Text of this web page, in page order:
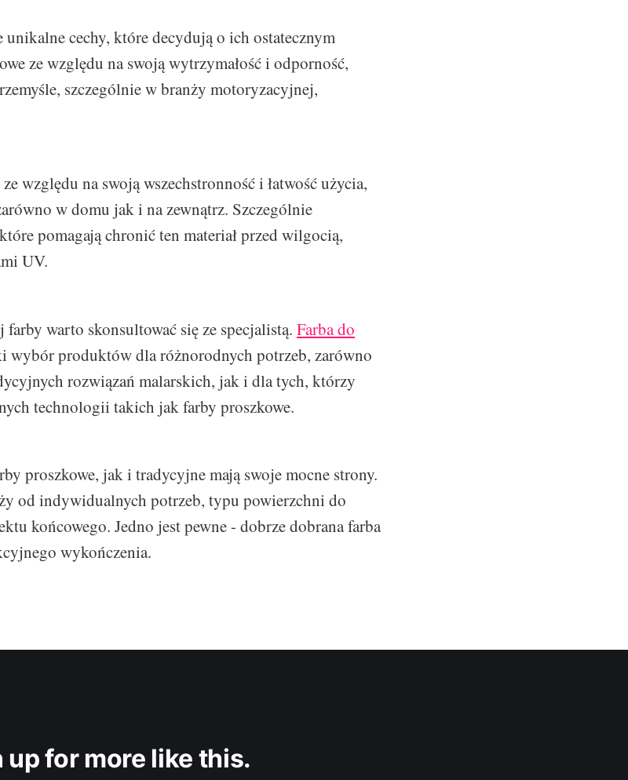
unikalne cechy, które decydują o ich ostatecznym
ze względu na swoją wytrzymałość i odporność,
szczególnie w branży motoryzacyjnej,
względu na swoją wszechstronność i łatwość użycia,
w domu jak i na zewnątrz. Szczególnie
pomagają chronić ten materiał przed wilgocią,
UV.
warto skonsultować się ze specjalistą. Farba do
wybór produktów dla różnorodnych potrzeb, zarówno
rozwiązań malarskich, jak i dla tych, którzy
technologii takich jak farby proszkowe.
proszkowe, jak i tradycyjne mają swoje mocne strony.
od indywidualnych potrzeb, typu powierzchni do
końcowego. Jedno jest pewne - dobrze dobrana farba
wykończenia.
up for more like this.